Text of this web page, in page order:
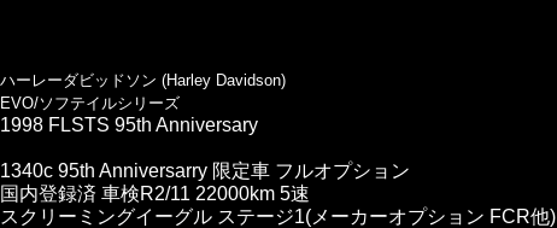
ハーレーダビッドソン (Harley Davidson)
EVO/ソフテイルシリーズ
1998 FLSTS 95th Anniversary
1340c 95th Anniversarry 限定車 フルオプション
国内登録済 車検R2/11 22000km 5速
スクリーミングイーグル ステージ1(メーカーオプション FCR他)